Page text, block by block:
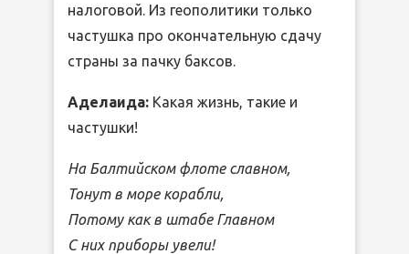
налоговой. Из геополитики только
частушка про окончательную сдачу
страны за пачку баксов.
Аделаида: Какая жизнь, такие и
частушки!
На Балтийском флоте славном,
Тонут в море корабли,
Потому как в штабе Главном
С них приборы увели!